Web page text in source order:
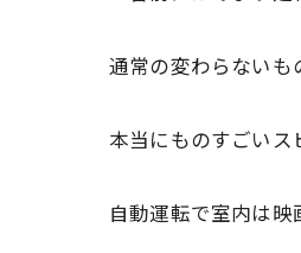
通常の変わらない
本当にものすごい
自動運転で室内は映